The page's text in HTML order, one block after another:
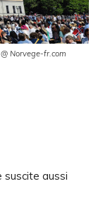
Norvege-fr.com
suscite aussi